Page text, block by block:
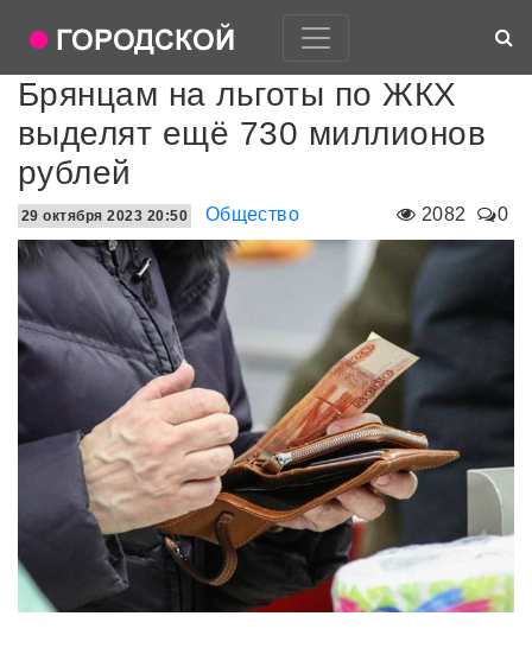
Брянцам на льготы по ЖКХ
выделят ещё 730 миллионов
рублей
2082 0
29 октября 2023 20:50 Общество